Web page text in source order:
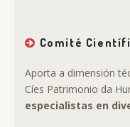
Comité
Aporta a dimensión
Cíes Patrimonio da
especialistas en